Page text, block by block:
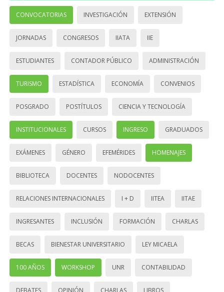
CONVOCATORIAS INVESTIGACIÓN EXTENSIÓN
JORNADAS CONGRESOS IIATA IIE
ESTUDIANTES CONTADOR PÚBLICO ADMINISTRACIÓN
TURISMO ESTADÍSTICA ECONOMÍA CONVENIOS
POSGRADO POSTÍTULOS CIENCIA Y TECNOLOGÍA
INSTITUCIONALES CURSOS INGRESO GRADUADOS
EXÁMENES GÉNERO EFEMÉRIDES HOMENAJES
BIBLIOTECA DOCENTES NODOCENTES
RELACIONES INTERNACIONALES I + D IITEA IITAE
INGRESANTES INCLUSIÓN FORMACIÓN CHARLAS
BECAS BIENESTAR UNIVERSITARIO LEY MICAELA
100 AÑOS WORKSHOP UNR CONTABILIDAD